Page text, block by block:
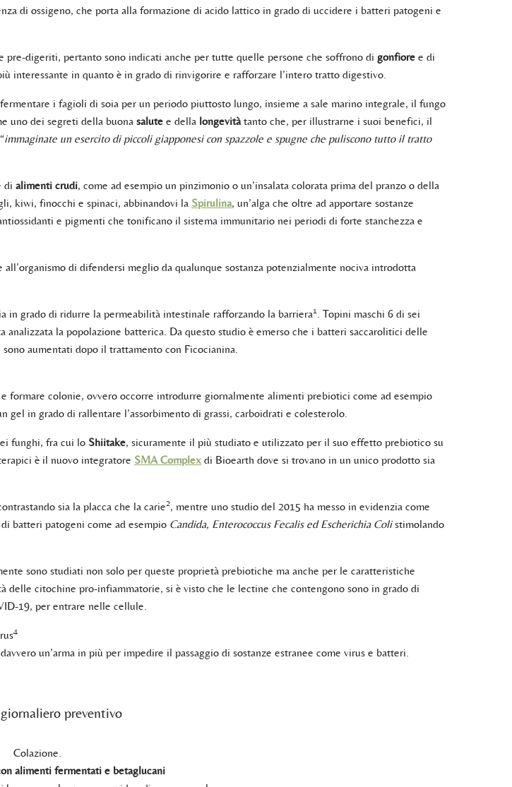
di ossigeno, che porta alla formazione di acido lattico in grado di uccidere i batteri patogeni e
digeriti, pertanto sono indicati anche per tutte quelle persone che soffrono di gonfiore e di
interessante in quanto è in grado di rinvigorire e rafforzare l’intero tratto digestivo.
i fagioli di soia per un periodo piuttosto lungo, insieme a sale marino integrale, il fungo
uno dei segreti della buona salute e della longevitàtanto che, per illustrarne i suoi benefici, il
immaginate un esercito di piccoli giapponesi con spazzole e spugne che puliscono tutto il tratto
di alimenti crudi, come ad esempio un pinzimonio o un’insalata colorata prima del pranzo o della
kiwi, finocchi e spinaci, abbinandovi la Spirulina, un’alga che oltre ad apportare sostanze
e pigmenti che tonificano il sistema immunitario nei periodi di forte stanchezza e
di difendersi meglio da qualunque sostanza potenzialmente nociva introdotta
in grado di ridurre la permeabilità intestinale rafforzando la barriera1. Topini maschi 6 di sei
la popolazione batterica. Da questo studio è emerso che i batteri saccarolitici delle
aumentati dopo il trattamento con Ficocianina.
formare colonie, ovvero occorre introdurre giornalmente alimenti prebiotici come ad esempio
in grado di rallentare l’assorbimento di grassi, carboidrati e colesterolo.
funghi, fra cui lo Shiitake, sicuramente il più studiato e utilizzato per il suo effetto prebiotico su
è il nuovo integratore SMA Complex di Bioearth dove si trovano in un unico prodotto sia
sia la placca che la carie2, mentre uno studio del 2015 ha messo in evidenzia come
batteri patogeni come ad esempio Candida, Enterococcus Fecalis ed Escherichia Colistimolando
sono studiati non solo per queste proprietà prebiotiche ma anche per le caratteristiche
delle citochine pro-infiammatorie, si è visto che le lectine che contengono sono in grado di
19, per entrare nelle cellule.
4
un’arma in più per impedire il passaggio di sostanze estranee come virus e batteri.
preventivo
Colazione.
alimenti fermentati e betaglucani